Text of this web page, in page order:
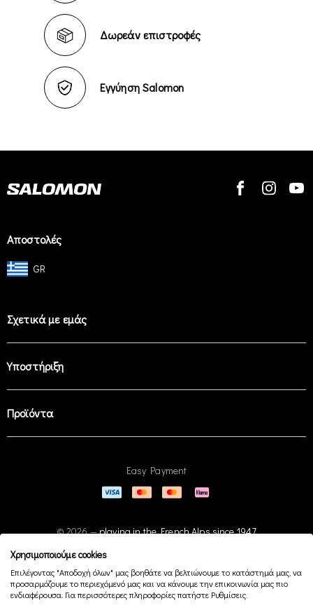
Δωρεάν επιστροφές
Εγγύηση Salomon
Αποστολές
GR
Σχετικά με εμάς
Υποστήριξη
Προϊόντα
Easy Payment
© 2026 —playing in the French Alps since 1947
Χρησιμοποιούμε cookies
Επιλέγοντας "Αποδοχή όλων" μας βοηθάτε να βελτιώνουμε το κατάστημά μας, να
προσαρμόζουμε το περιεχόμενό μας και να κάνουμε την επικοινωνία μας πιο
ενδιαφέρουσα. Για περισσότερες πληροφορίες πατήστε Ρυθμίσεις.